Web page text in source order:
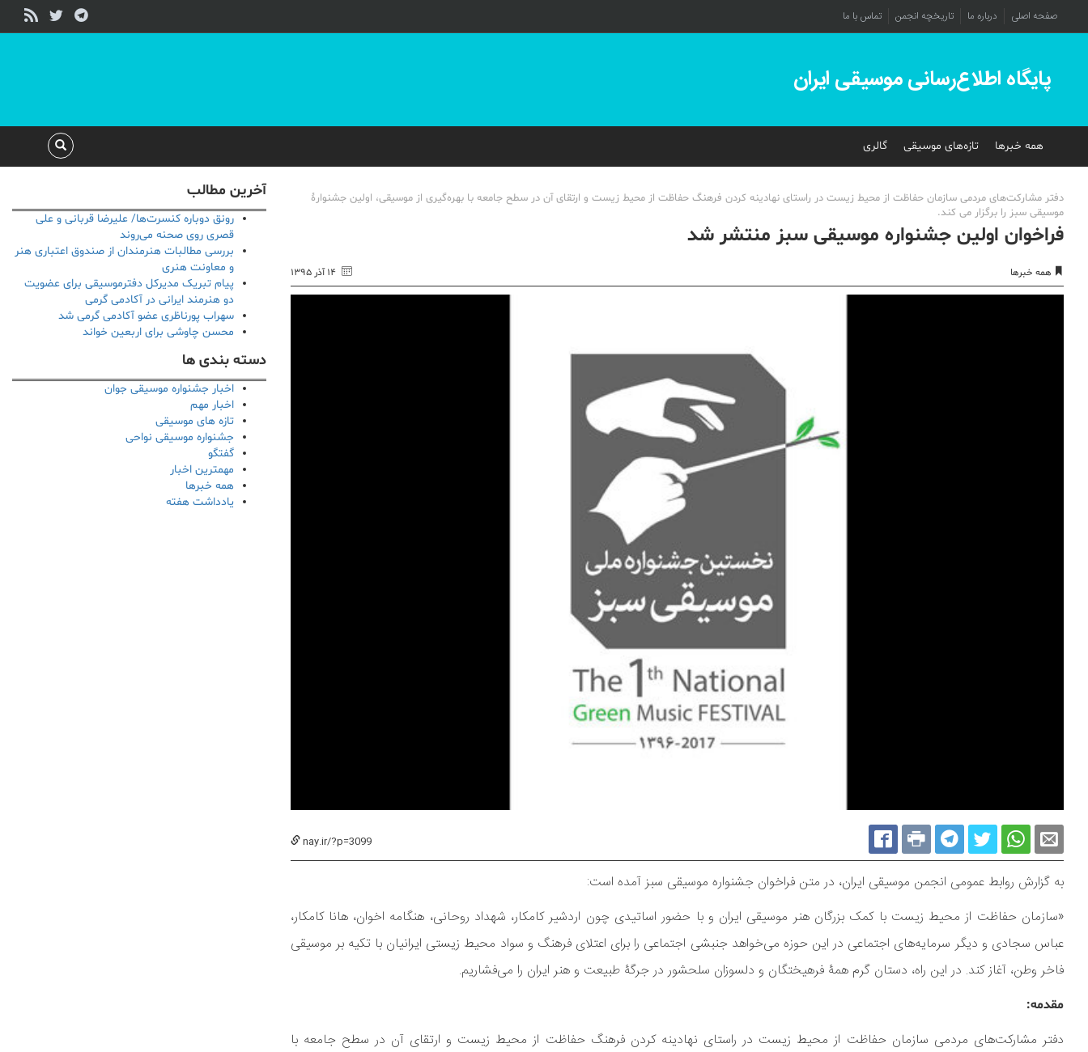
صفحه اصلی درباره ما تاریخچه انجمن تماس با ما
پایگاه اطلاع‌رسانی موسیقی ایران
همه خبرها تازه‌های موسیقی گالری
دفتر مشارکت‌های مردمی سازمان حفاظت از محیط زیست در راستای نهادینه کردن فرهنگ حفاظت از محیط زیست و ارتقای آن در سطح جامعه با بهره‌گیری از موسیقی، اولین جشنوارۀ
موسیقی سبز را برگزار می کند.
فراخوان اولین جشنواره موسیقی سبز منتشر شد
همه خبرها ۱۴ آذر ۱۳۹۵
nay.ir/?p=3099
به گزارش روابط عمومی انجمن موسیقی ایران، در متن فراخوان جشنواره موسیقی سبز آمده است:
«سازمان حفاظت از محیط زیست با کمک بزرگان هنر موسیقی ایران و با حضور اساتیدی چون اردشیر کامکار، شهداد روحانی، هنگامه اخوان، هانا کامکار،
عباس سجادی و دیگر سرمایه‌های اجتماعی در این حوزه می‌خواهد جنبشی اجتماعی را برای اعتلای فرهنگ و سواد محیط زیستی ایرانیان با تکیه بر موسیقی
فاخر وطن، آغاز کند. در این راه، دستان گرم همۀ فرهیختگان و دلسوزان سلحشور در جرگۀ طبیعت و هنر ایران را می‌فشاریم.
مقدمه:
دفتر مشارکت‌های مردمی سازمان حفاظت از محیط زیست در راستای نهادینه کردن فرهنگ حفاظت از محیط زیست و ارتقای آن در سطح جامعه با
آخرین مطالب
رونق دوباره کنسرت‌ها/ علیرضا قربانی و علی
قصری روی صحنه می‌روند
بررسی مطالبات هنرمندان از صندوق اعتباری هنر
و معاونت هنری
پیام تبریک مدیرکل دفترموسیقی برای عضویت
دو هنرمند ایرانی در آکادمی گرمی
سهراب پورناظری عضو آکادمی گرمی شد
محسن چاوشی برای اربعین خواند
دسته بندی ها
اخبار جشنواره موسیقی جوان
اخبار مهم
تازه های موسیقی
جشنواره موسیقی نواحی
گفتگو
مهمترین اخبار
همه خبرها
یادداشت هفته